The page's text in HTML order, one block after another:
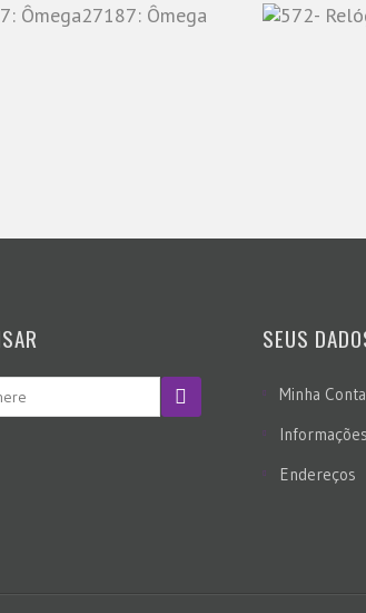
27187: Ômega
SEUS
Minha Conta
Endereços